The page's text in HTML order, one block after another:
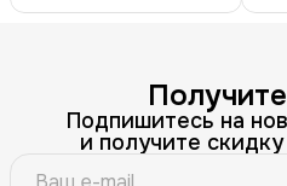
Подпишитесь на
и получите